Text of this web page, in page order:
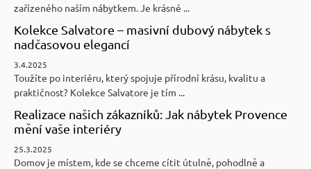
zařízeného naším nábytkem. Je krásné ...
Kolekce Salvatore – masivní dubový nábytek s
nadčasovou elegancí
3.4.2025
Toužíte po interiéru, který spojuje přírodní krásu, kvalitu a
praktičnost? Kolekce Salvatore je tím ...
Realizace našich zákazníků: Jak nábytek Provence
mění vaše interiéry
25.3.2025
Domov je místem, kde se chceme cítit útulně, pohodlně a